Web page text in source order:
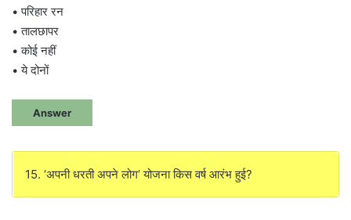
• परिहार रन
• तालछापर
• कोई नहीं
• ये दोनों
Answer
15. ‘अपनी धरती अपने लोग’ योजना किस वर्ष आरंभ हुई?